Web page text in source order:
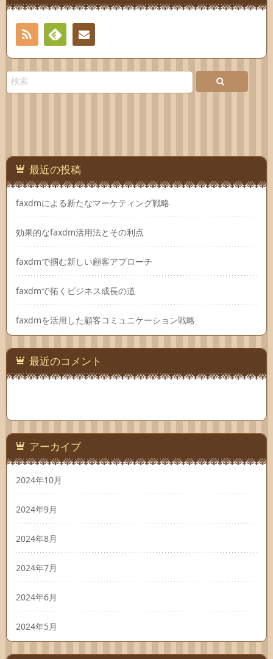
RSS
Feedlyお問
最近の投稿
faxdmによる新たなマーケティング戦略
効果的なfaxdm活用法とその利点
faxdmで掴む新しい顧客アプローチ
faxdmで拓くビジネス成長の道
faxdmを活用した顧客コミュニケーション戦略
最近のコメント
アーカイブ
2024年10月
2024年9月
2024年8月
2024年7月
2024年6月
2024年5月